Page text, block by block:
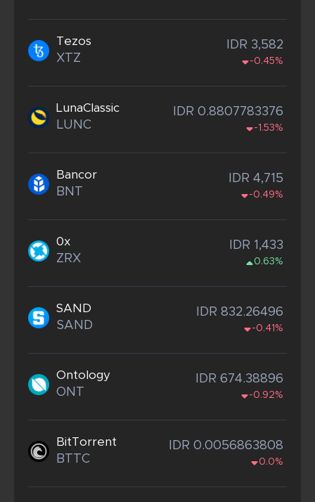
Tezos
XTZ
IDR 3,582
-0.45%
LunaClassic
LUNC
IDR 0.8807783376
-1.53%
Bancor
BNT
IDR 4,715
-0.49%
0x
ZRX
IDR 1,433
0.63%
SAND
SAND
IDR 832.26496
-0.41%
Ontology
ONT
IDR 674.38896
-0.92%
BitTorrent
BTTC
IDR 0.0056863808
0.0%